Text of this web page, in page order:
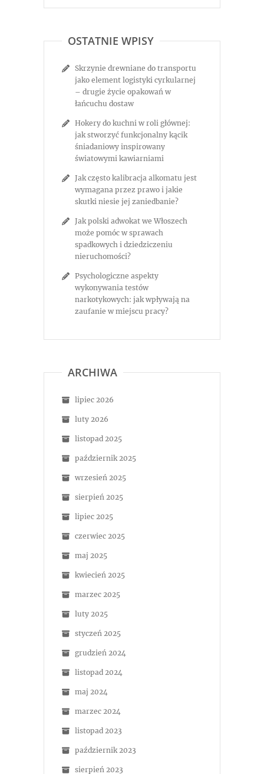
OSTATNIE WPISY
Skrzynie drewniane do transportu
jako element logistyki cyrkularnej
– drugie życie opakowań w
łańcuchu dostaw
Hokery do kuchni w roli głównej:
jak stworzyć funkcjonalny kącik
śniadaniowy inspirowany
światowymi kawiarniami
Jak często kalibracja alkomatu jest
wymagana przez prawo i jakie
skutki niesie jej zaniedbanie?
Jak polski adwokat we Włoszech
może pomóc w sprawach
spadkowych i dziedziczeniu
nieruchomości?
Psychologiczne aspekty
wykonywania testów
narkotykowych: jak wpływają na
zaufanie w miejscu pracy?
ARCHIWA
lipiec 2026
luty 2026
listopad 2025
październik 2025
wrzesień 2025
sierpień 2025
lipiec 2025
czerwiec 2025
maj 2025
kwiecień 2025
marzec 2025
luty 2025
styczeń 2025
grudzień 2024
listopad 2024
maj 2024
marzec 2024
listopad 2023
październik 2023
sierpień 2023